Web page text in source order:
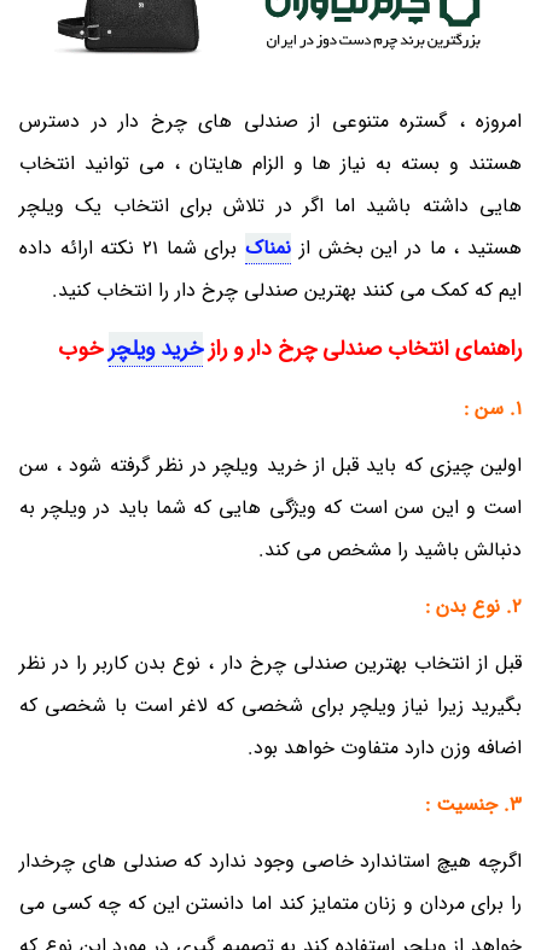
امروزه ، گستره متنوعی از صندلی های چرخ دار در دسترس
هستند و بسته به نیاز ها و الزام هایتان ، می توانید انتخاب
هایی داشته باشید اما اگر در تلاش برای انتخاب یک ویلچر
هستید ، ما در این بخش از نمناک
برای شما 21 نکته ارائه داده
ایم که کمک می کنند بهترین صندلی چرخ دار را انتخاب کنید.
راهنمای انتخاب صندلی چرخ دار و رازخرید ویلچرخوب
1. سن :
اولین چیزی که باید قبل از خرید ویلچر در نظر گرفته شود ، سن
است و این سن است که ویژگی هایی که شما باید در ویلچر به
دنبالش باشید را مشخص می کند.
2. نوع بدن :
قبل از انتخاب بهترین صندلی چرخ دار ، نوع بدن کاربر را در نظر
بگیرید زیرا نیاز ویلچر برای شخصی که لاغر است با شخصی که
اضافه وزن دارد متفاوت خواهد بود.
3. جنسیت :
اگرچه هیچ استاندارد خاصی وجود ندارد که صندلی های چرخدار
را برای مردان و زنان متمایز کند اما دانستن این که چه کسی می